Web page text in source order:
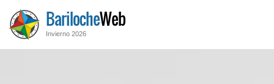
BarilocheWeb
Invierno 2026